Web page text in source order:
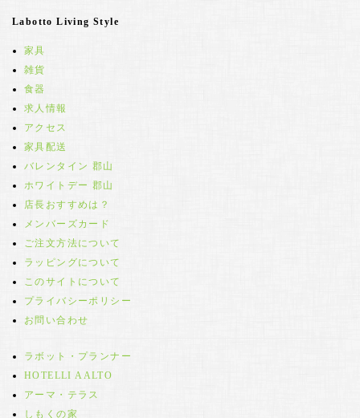
Labotto Living Style
家具
雑貨
食器
求人情報
アクセス
家具配送
バレンタイン 郡山
ホワイトデー 郡山
店長おすすめは？
メンバーズカード
ご注文方法について
ラッピングについて
このサイトについて
プライバシーポリシー
お問い合わせ
ラボット・プランナー
HOTELLI AALTO
アーマ・テラス
しもくの家